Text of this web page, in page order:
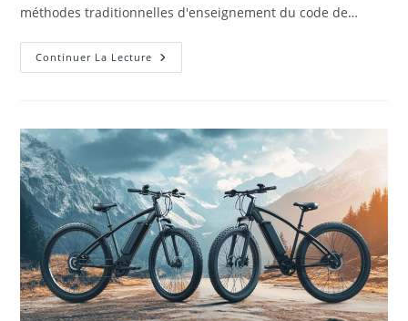
méthodes traditionnelles d'enseignement du code de…
Continuer La Lecture Comment
Le
La
Conduite